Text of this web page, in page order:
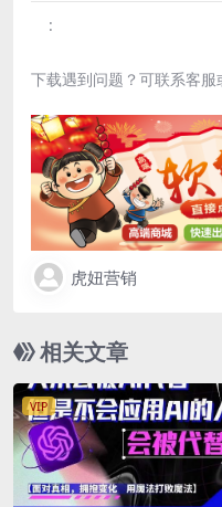
:
下载遇到问题？可联系客
虎妞营销
相关文章
VIP